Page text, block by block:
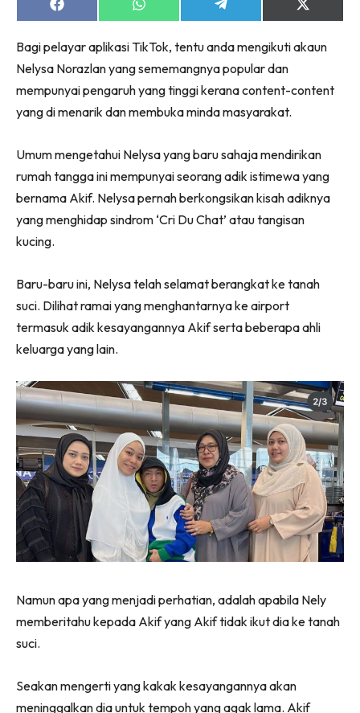
Share
on
Share
on
Share
on
Share
on
(Twitter)
Bagi pelayar aplikasi TikTok, tentu anda mengikuti akaun
Nelysa Norazlan yang sememangnya popular dan
mempunyai pengaruh yang tinggi kerana content-content
yang di menarik dan membuka minda masyarakat.
Umum mengetahui Nelysa yang baru sahaja mendirikan
rumah tangga ini mempunyai seorang adik istimewa yang
bernama Akif. Nelysa pernah berkongsikan kisah adiknya
yang menghidap sindrom ‘Cri Du Chat’ atau tangisan
kucing.
Baru-baru ini, Nelysa telah selamat berangkat ke tanah
suci. Dilihat ramai yang menghantarnya ke airport
termasuk adik kesayangannya Akif serta beberapa ahli
keluarga yang lain.
Namun apa yang menjadi perhatian, adalah apabila Nely
memberitahu kepada Akif yang Akif tidak ikut dia ke tanah
suci.
Seakan mengerti yang kakak kesayangannya akan
meninggalkan dia untuk tempoh yang agak lama. Akif